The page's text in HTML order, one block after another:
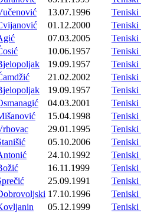
13.07.1996
01.12.2000
07.03.2005
10.06.1957
19.09.1957
21.02.2002
19.09.1957
04.03.2001
15.04.1998
29.01.1995
05.10.2006
24.10.1992
16.11.1999
25.09.1991
17.10.1996
05.12.1999